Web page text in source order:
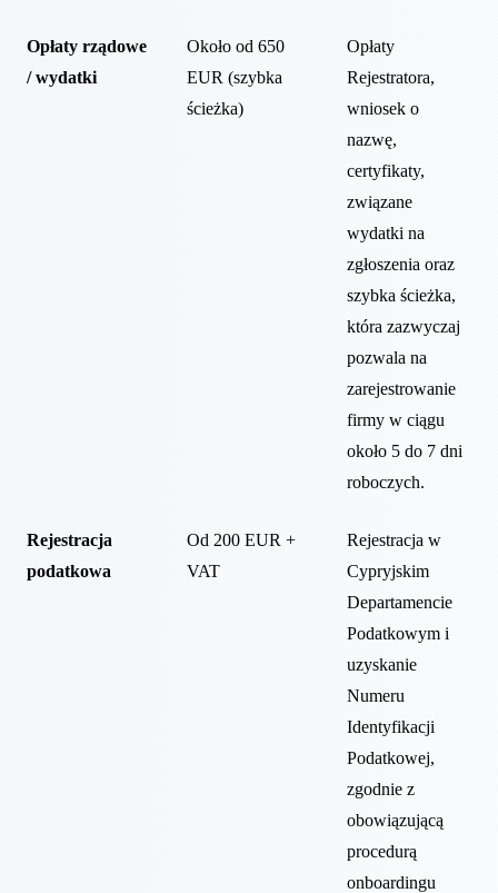
Opłaty rządowe
/ wydatki
Około od 650
EUR (szybka
ścieżka)
Opłaty
Rejestratora,
wniosek o
nazwę,
certyfikaty,
związane
wydatki na
zgłoszenia oraz
szybka ścieżka,
która zazwyczaj
pozwala na
zarejestrowanie
firmy w ciągu
około 5 do 7 dni
roboczych.
Rejestracja
podatkowa
Od 200 EUR +
VAT
Rejestracja w
Cypryjskim
Departamencie
Podatkowym i
uzyskanie
Numeru
Identyfikacji
Podatkowej,
zgodnie z
obowiązującą
procedurą
onboardingu